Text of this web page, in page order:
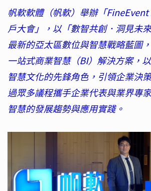
帆軟軟體（帆軟）舉辦「
戶大會」，以「數智共創．洞見未
最新的亞太區數位與智慧戰略藍圖
一站式商業智慧（BI）解決方案，
智慧文化的先鋒角色，引領企業決
過眾多議程攜手企業代表與業界專
智慧的發展趨勢與應用實踐。